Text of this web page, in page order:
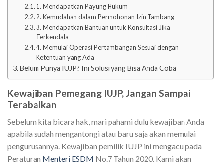
1. Mendapatkan Payung Hukum
2. Kemudahan dalam Permohonan Izin Tambang
3. Mendapatkan Bantuan untuk Konsultasi Jika
Terkendala
4. Memulai Operasi Pertambangan Sesuai dengan
Ketentuan yang Ada
Belum Punya IUJP? Ini Solusi yang Bisa Anda Coba
Kewajiban Pemegang IUJP, Jangan Sampai
Terabaikan
Sebelum kita bicara hak, mari pahami dulu kewajiban Anda
apabila sudah mengantongi atau baru saja akan memulai
pengurusannya. Kewajiban pemilik IUJP ini mengacu pada
Peraturan Menteri ESDM No.7 Tahun 2020. Kami akan